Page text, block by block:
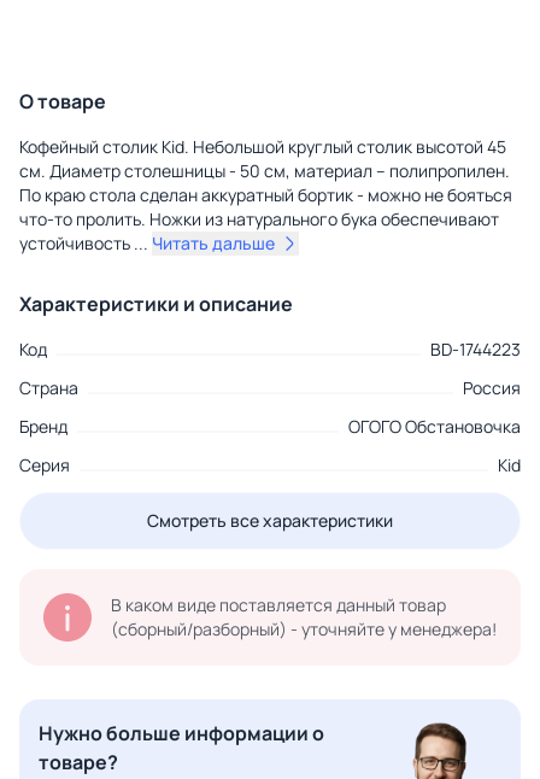
О товаре
Кофейный столик Kid. Небольшой круглый столик высотой 45
см. Диаметр столешницы - 50 см, материал – полипропилен.
По краю стола сделан аккуратный бортик - можно не бояться
что-то пролить. Ножки из натурального бука обеспечивают
устойчивость ... Читать дальше
Характеристики и описание
Код
BD-1744223
Страна
Россия
Бренд
ОГОГО Обстановочка
Серия
Kid
Смотреть все характеристики
В каком виде поставляется данный товар
(сборный/разборный) - уточняйте у менеджера!
Нужно больше информации о
товаре?